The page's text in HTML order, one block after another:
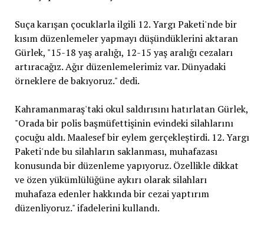
Suça karışan çocuklarla ilgili 12. Yargı Paketi'nde bir
kısım düzenlemeler yapmayı düşündüklerini aktaran
Gürlek, "15-18 yaş aralığı, 12-15 yaş aralığı cezaları
artıracağız. Ağır düzenlemelerimiz var. Dünyadaki
örneklere de bakıyoruz." dedi.
Kahramanmaraş'taki okul saldırısını hatırlatan Gürlek,
"Orada bir polis başmüfettişinin evindeki silahlarını
çocuğu aldı. Maalesef bir eylem gerçekleştirdi. 12. Yargı
Paketi'nde bu silahların saklanması, muhafazası
konusunda bir düzenleme yapıyoruz. Özellikle dikkat
ve özen yükümlülüğüne aykırı olarak silahları
muhafaza edenler hakkında bir cezai yaptırım
düzenliyoruz." ifadelerini kullandı.